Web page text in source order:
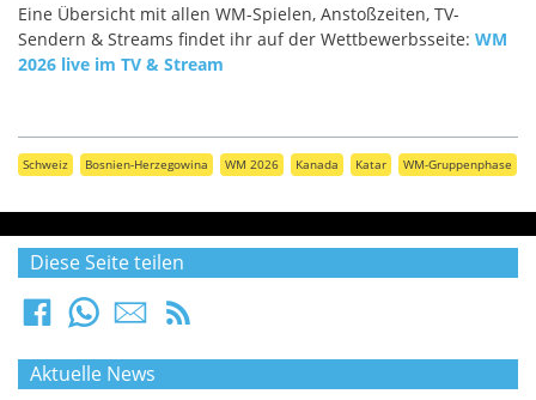
Eine Übersicht mit allen WM-Spielen, Anstoßzeiten, TV-
Sendern & Streams findet ihr auf der Wettbewerbsseite: WM
2026 live im TV & Stream
Schweiz Bosnien-Herzegowina WM 2026 Kanada Katar WM-Gruppenphase
Diese Seite teilen
Aktuelle News